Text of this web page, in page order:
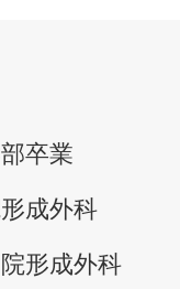
卒業
形成外科
形成外科